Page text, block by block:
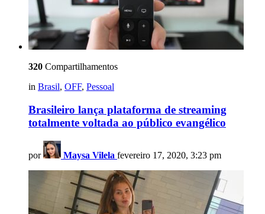
320 Compartilhamentos
in Brasil, OFF, Pessoal
Brasileiro lança plataforma de streaming
totalmente voltada ao público evangélico
por Maysa Vilela fevereiro 17, 2020, 3:23 pm